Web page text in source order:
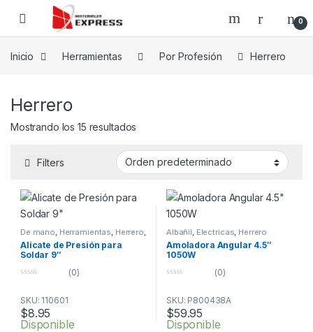
Skip to navigation
Skip to content
0
Inicio Herramientas Por Profesión Herrero
Herrero
Mostrando los 15 resultados
Filters
De mano, Herramientas, Herrero,
Por Profesión
Alicate de Presión para
Soldar 9″
u
t
o
f
(0)
SKU: 110601
$8.95
Disponible
Albañil, Electricas, Herrero
Amoladora Angular 4.5″
1050W
u
t
o
f
(0)
SKU: P800438A
$59.95
Disponible